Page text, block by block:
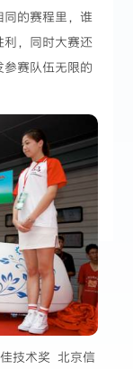
的赛程里，谁
，同时大赛还
赛队伍无限的
技术奖 北京信